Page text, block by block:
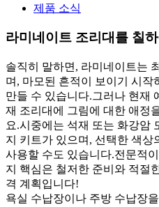
제품 소식
라미네이트 조리대를 칠
솔직히 말하면, 라미네이트는
며, 마모된 흔적이 보이기 시작
만들 수 있습니다.그러나 현재
재 조리대에 그림에 대한 애정
요.시중에는 석재 또는 화강암
지 키트가 있으며, 선택한 색상
사용할 수도 있습니다.전문적
지 핵심은 철저한 준비와 적절
격 계획입니다!
욕실 수납장이나 주방 수납장